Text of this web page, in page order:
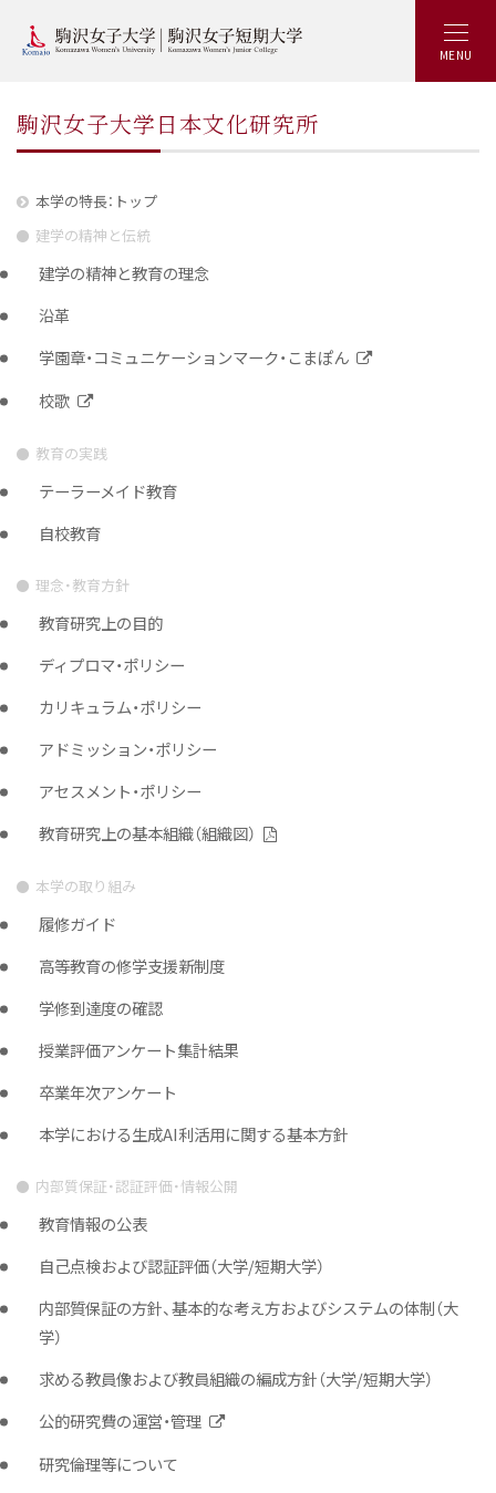
MENU
駒沢女子大学日本文化研究所
本学の特長：トップ
建学の精神と伝統
建学の精神と教育の理念
沿革
学園章・コミュニケーションマーク・こまぽん
校歌
教育の実践
テーラーメイド教育
自校教育
理念・教育方針
教育研究上の目的
ディプロマ・ポリシー
カリキュラム・ポリシー
アドミッション・ポリシー
アセスメント・ポリシー
教育研究上の基本組織（組織図）
本学の取り組み
履修ガイド
高等教育の修学支援新制度
学修到達度の確認
授業評価アンケート集計結果
卒業年次アンケート
本学における生成AI利活用に関する基本方針
内部質保証・認証評価・情報公開
教育情報の公表
自己点検および認証評価（大学/短期大学）
内部質保証の方針、基本的な考え方およびシステムの体制（大
学）
求める教員像および教員組織の編成方針（大学/短期大学）
公的研究費の運営・管理
研究倫理等について